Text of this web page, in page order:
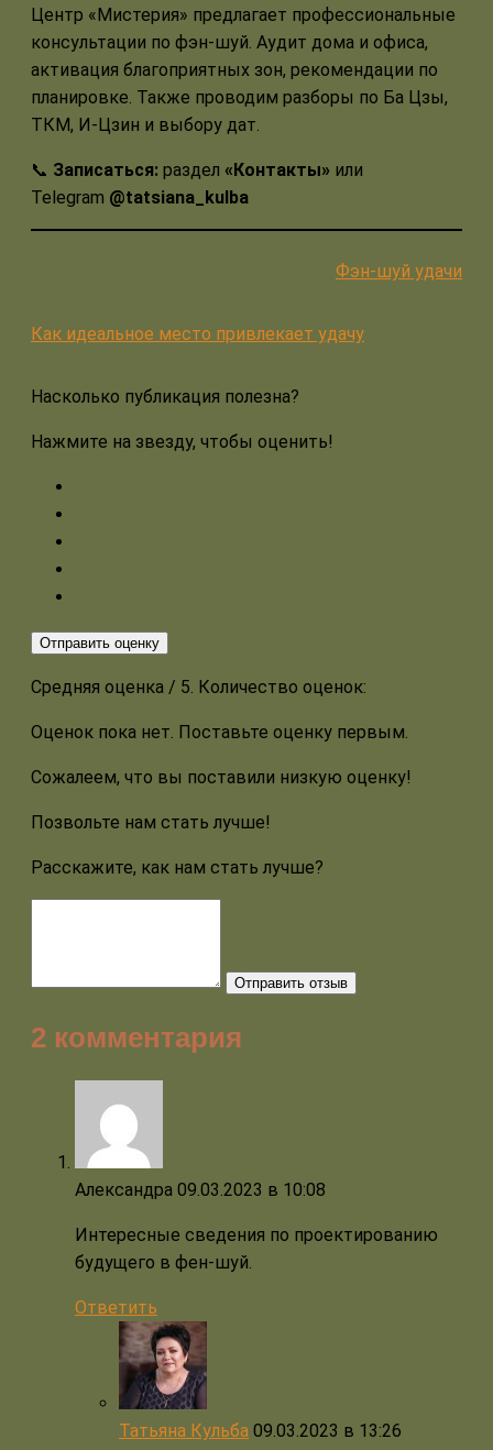
Центр «Мистерия» предлагает профессиональные
консультации по фэн-шуй. Аудит дома и офиса,
активация благоприятных зон, рекомендации по
планировке. Также проводим разборы по Ба Цзы,
ТКМ, И-Цзин и выбору дат.
📞 Записаться: раздел «Контакты» или
Telegram @tatsiana_kulba
Фэн-шуй удачи
Как идеальное место привлекает удачу
Насколько публикация полезна?
Нажмите на звезду, чтобы оценить!
Отправить оценку
Средняя оценка / 5. Количество оценок:
Оценок пока нет. Поставьте оценку первым.
Сожалеем, что вы поставили низкую оценку!
Позвольте нам стать лучше!
Расскажите, как нам стать лучше?
Отправить отзыв
2 комментария
Александра 09.03.2023 в 10:08
Интересные сведения по проектированию
будущего в фен-шуй.
Ответить
Татьяна Кульба 09.03.2023 в 13:26